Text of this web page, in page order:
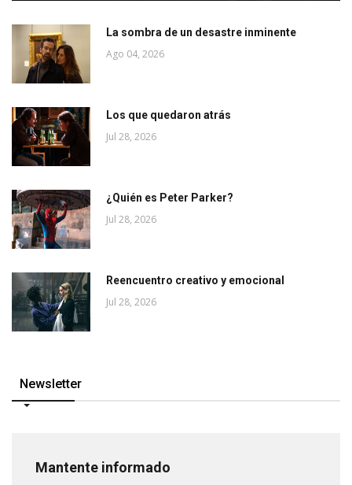
La sombra de un desastre inminente
Ago 04, 2026
Los que quedaron atrás
Jul 28, 2026
¿Quién es Peter Parker?
Jul 28, 2026
Reencuentro creativo y emocional
Jul 28, 2026
Newsletter
Mantente informado